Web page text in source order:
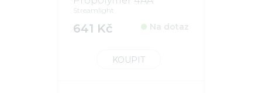
Streamlight
641 Kč Na dotaz
KOUPIT